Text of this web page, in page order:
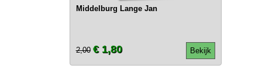
Middelburg Lange Jan
Bekijk
2,00 € 1,80